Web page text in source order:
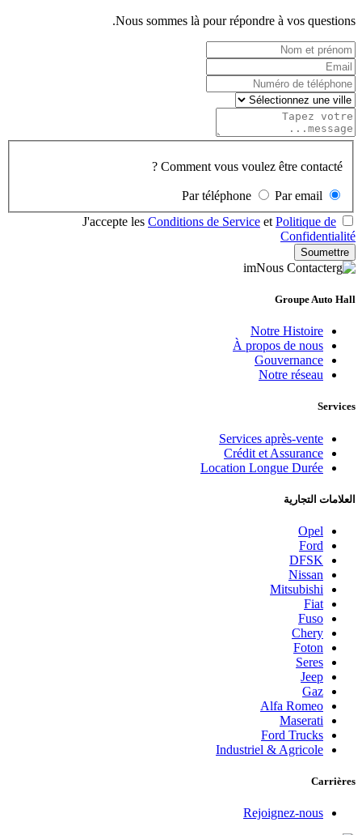
Nous sommes là pour répondre à vos questions.
Comment vous voulez être contacté ?
Par téléphone
Par email
J'accepte les Conditions de Service et Politique de
Confidentialité
Soumettre
Groupe Auto Hall
Notre Histoire
À propos de nous
Gouvernance
Notre réseau
Services
Services après-vente
Crédit et Assurance
Location Longue Durée
العلامات التجارية
Opel
Ford
DFSK
Nissan
Mitsubishi
Fiat
Fuso
Chery
Foton
Seres
Jeep
Gaz
Alfa Romeo
Maserati
Ford Trucks
Industriel & Agricole
Carrières
Rejoignez-nous